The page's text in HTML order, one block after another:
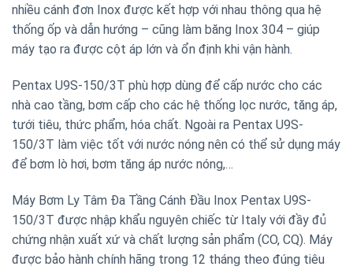
nhiều cánh đơn Inox được kết hợp với nhau thông qua hệ
thống ốp và dẫn hướng – cũng làm băng Inox 304 – giúp
máy tạo ra được cột áp lớn và ổn định khi vận hành.
Pentax U9S-150/3T phù hợp dùng để cấp nước cho các
nhà cao tầng, bơm cấp cho các hệ thống lọc nước, tăng áp,
tưới tiêu, thức phẩm, hóa chất. Ngoài ra Pentax U9S-
150/3T làm việc tốt với nước nóng nên có thể sử dụng máy
để bơm lò hơi, bơm tăng áp nước nóng,…
Máy Bơm Ly Tâm Đa Tầng Cánh Đầu Inox Pentax U9S-
150/3T được nhập khẩu nguyên chiếc từ Italy với đầy đủ
chứng nhận xuất xứ và chất lượng sản phẩm (CO, CQ). Máy
được bảo hành chính hãng trong 12 tháng theo đúng tiêu